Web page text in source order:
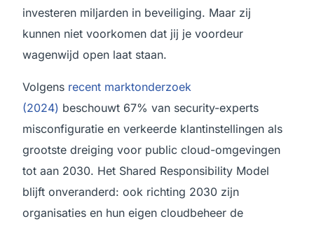
investeren miljarden in beveiliging. Maar zij
kunnen niet voorkomen dat jij je voordeur
wagenwijd open laat staan.
Volgens recent marktonderzoek
(2024) beschouwt 67% van security-experts
misconfiguratie en verkeerde klantinstellingen als
grootste dreiging voor public cloud-omgevingen
tot aan 2030. Het Shared Responsibility Model
blijft onveranderd: ook richting 2030 zijn
organisaties en hun eigen cloudbeheer de